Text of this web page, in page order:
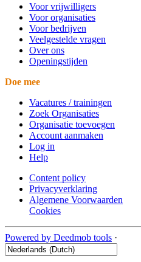
Voor vrijwilligers
Voor organisaties
Voor bedrijven
Veelgestelde vragen
Over ons
Openingstijden
Doe mee
Vacatures / trainingen
Zoek Organisaties
Organisatie toevoegen
Account aanmaken
Log in
Help
Content policy
Privacyverklaring
Algemene Voorwaarden
Cookies
Powered by Deedmob tools ·